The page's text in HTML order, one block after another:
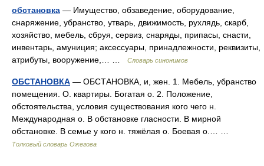
обстановка — Имущество, обзаведение, оборудование,
снаряжение, убранство, утварь, движимость, рухлядь, скарб,
хозяйство, мебель, сбруя, сервиз, снаряды, припасы, снасти,
инвентарь, амуниция; аксессуары, принадлежности, реквизиты,
атрибуты, вооружение,… …
Словарь синонимов
ОБСТАНОВКА — ОБСТАНОВКА, и, жен. 1. Мебель, убранство
помещения. О. квартиры. Богатая о. 2. Положение,
обстоятельства, условия существования кого чего н.
Международная о. В обстановке гласности. В мирной
обстановке. В семье у кого н. тяжёлая о. Боевая о.… …
Толковый словарь Ожегова